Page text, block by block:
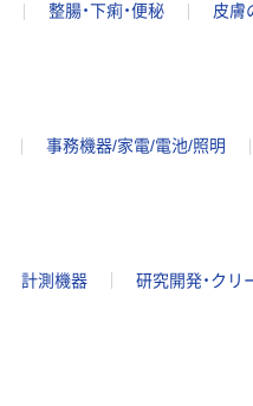
整腸・下痢・便秘
皮膚
事務機器/家電/電池/照明
計測機器 研究開発・クリ